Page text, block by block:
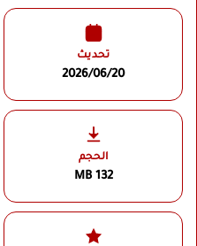
تحديث
2026/06/20
الحجم
132 MB